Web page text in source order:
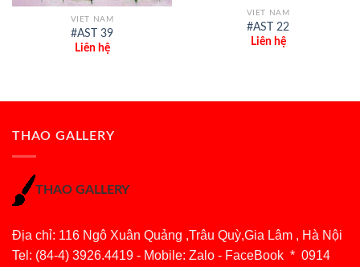
VIET NAM
#AST 39
Liên hệ
VIET NAM
#AST 22
Liên hệ
THAO GALLERY
THAO GALLERY
Địa chỉ: 116 Ngô Xuân Quảng ,Trâu Quỳ,Gia Lâm , Hà Nội
Tel: (84-4) 3926.4419 - Mobile: Zalo - FaceBook * 0914